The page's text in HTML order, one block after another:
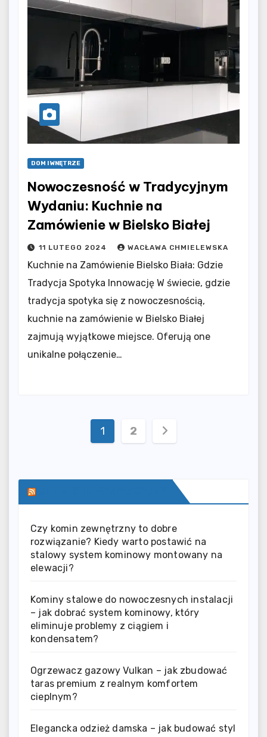
DOM I WNĘTRZE
Nowoczesność w Tradycyjnym
Wydaniu: Kuchnie na
Zamówienie w Bielsko Białej
11 LUTEGO 2024 WACŁAWA CHMIELEWSKA
Kuchnie na Zamówienie Bielsko Biała: Gdzie
Tradycja Spotyka Innowację W świecie, gdzie
tradycja spotyka się z nowoczesnością,
kuchnie na zamówienie w Bielsko Białej
zajmują wyjątkowe miejsce. Oferują one
unikalne połączenie…
Stronicowanie
1 2
Czy komin zewnętrzny to dobre
rozwiązanie? Kiedy warto postawić na
stalowy system kominowy montowany na
elewacji?
Kominy stalowe do nowoczesnych instalacji
– jak dobrać system kominowy, który
eliminuje problemy z ciągiem i
kondensatem?
Ogrzewacz gazowy Vulkan – jak zbudować
taras premium z realnym komfortem
cieplnym?
Elegancka odzież damska – jak budować styl